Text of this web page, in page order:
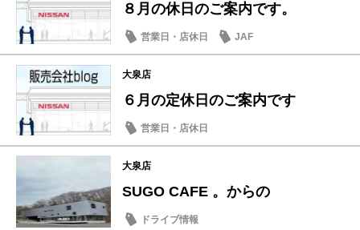
８月の休日のご案内です。
営業日・店休日 JAF
大泉店
６月の定休日のご案内です
営業日・店休日
大泉店
SUGO CAFE 。からの
ドライブ情報